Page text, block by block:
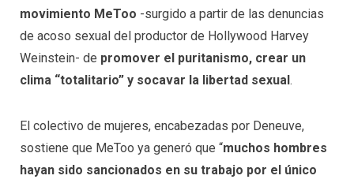
movimiento MeToo -surgido a partir de las denuncias
de acoso sexual del productor de Hollywood Harvey
Weinstein- de promover el puritanismo, crear un
clima “totalitario” y socavar la libertad sexual.
El colectivo de mujeres, encabezadas por Deneuve,
sostiene que MeToo ya generó que “muchos hombres
hayan sido sancionados en su trabajo por el único